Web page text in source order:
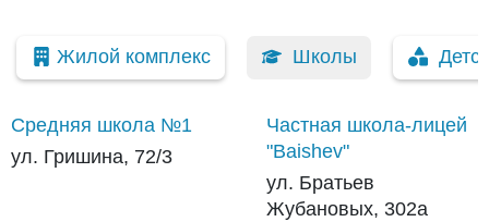
Жилой комплекс Школы
Средняя школа №1
ул. Гришина, 72/3
Частная школа-лицей
"Baishev"
ул. Братьев
Жубановых, 302а